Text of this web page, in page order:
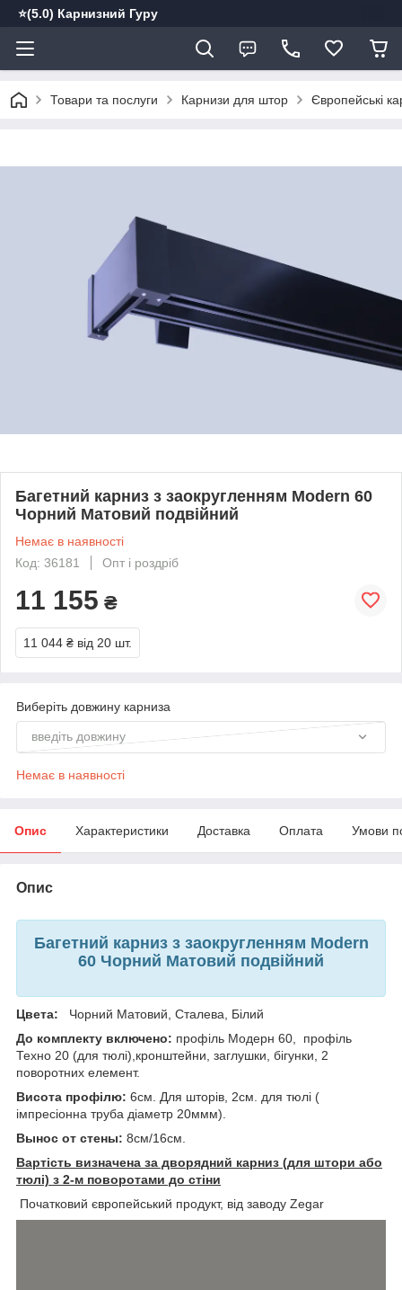
⭐️(5.0) Карнизний Гуру
Товари та послуги Карнизи для штор Європейські
Багетний карниз з заокругленням Modern 60
Чорний Матовий подвійний
Немає в наявності
Код: 36181
Опт і роздріб
11 155 ₴
11 044 ₴ від 20 шт.
Виберіть довжину карниза
введіть довжину
Немає в наявності
Опис Характеристики Доставка Оплата Умови
Опис
Багетний карниз з заокругленням Modern
60 Чорний Матовий подвійний
Цвета: Чорний Матовий, Сталева, Білий
До комплекту включено: профіль Модерн 60, профіль
Техно 20 (для тюлі),кронштейни, заглушки, бігунки, 2
поворотних елемент.
Висота профілю: 6см. Для шторів, 2см. для тюлі (
імпресіонна труба діаметр 20ммм).
Вынос от стены: 8см/16см.
Вартість визначена за дворядний карниз (для штори або
тюлі) з 2-м поворотами до стіни
Початковий європейський продукт, від заводу Zegar